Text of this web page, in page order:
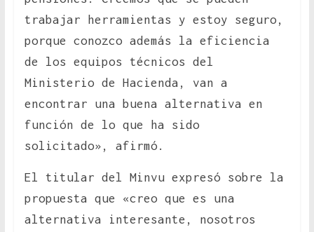
trabajar herramientas y estoy seguro,
porque conozco además la eficiencia
de los equipos técnicos del
Ministerio de Hacienda, van a
encontrar una buena alternativa en
función de lo que ha sido
solicitado», afirmó.
El titular del Minvu expresó sobre la
propuesta que «creo que es una
alternativa interesante, nosotros